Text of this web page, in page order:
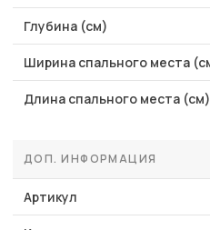
Глубина (см)
Ширина спального места
Длина спального места (см)
ДОП. ИНФОРМАЦИЯ
Артикул